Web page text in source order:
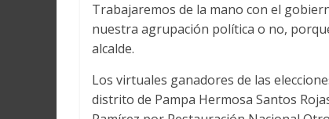
Trabajaremos de la mano con el
nuestra agrupación política o no,
alcalde.
Los virtuales ganadores de las
distrito de Pampa Hermosa Santos